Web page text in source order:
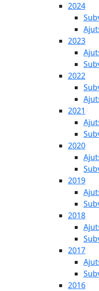
2024
2023
2022
2021
2020
2019
2018
2017
2016